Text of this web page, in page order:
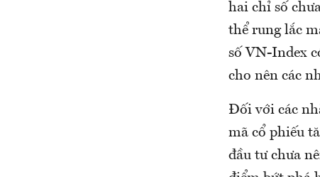
hai chỉ số
thể rung lắc
số VN-Index
cho nên các
Đối với các
mã cổ phiếu
đầu tư chưa